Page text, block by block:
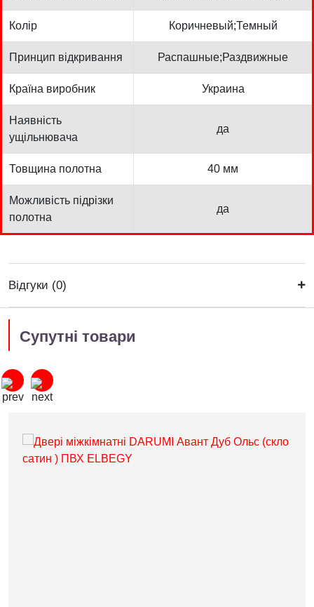
Колір Коричневый;Темный
Принцип відкривання Распашные;Раздвижные
Країна виробник Украина
Наявність
ущільнювача
да
Товщина полотна 40 мм
Можливість підрізки
полотна
да
Відгуки (0)
Супутні товари